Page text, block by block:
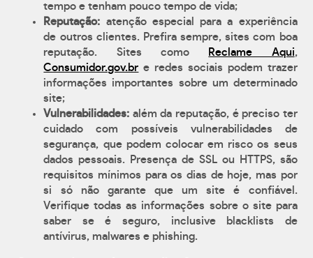
tempo e tenham pouco tempo de vida;
Reputação: atenção especial para a experiência
de outros clientes. Prefira sempre, sites com boa
reputação. Sites como
Reclame Aqui,
Consumidor.gov.br e redes sociais podem trazer
informações importantes sobre um determinado
site;
Vulnerabilidades: além da reputação, é preciso ter
cuidado com possíveis vulnerabilidades de
segurança, que podem colocar em risco os seus
dados pessoais. Presença de SSL ou HTTPS, são
requisitos mínimos para os dias de hoje, mas por
si só não garante que um site é confiável.
Verifique todas as informações sobre o site para
saber se é seguro, inclusive blacklists de
antívirus, malwares e phishing.